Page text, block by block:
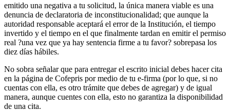
emitido una negativa a tu solicitud, la única manera viable es una
denuncia de declaratoria de inconstitucionalidad; que aunque la
autoridad responsable aceptará el error de la Institución, el tiempo
invertido y el tiempo en el que finalmente tardan en emitir el permiso
real ?una vez que ya hay sentencia firme a tu favor? sobrepasa los
diez días hábiles.
No sobra señalar que para entregar el escrito inicial debes hacer cita
en la página de Cofepris por medio de tu e-firma (por lo que, si no
cuentas con ella, es otro trámite que debes de agregar) y de igual
manera, aunque cuentes con ella, esto no garantiza la disponibilidad
de una cita.